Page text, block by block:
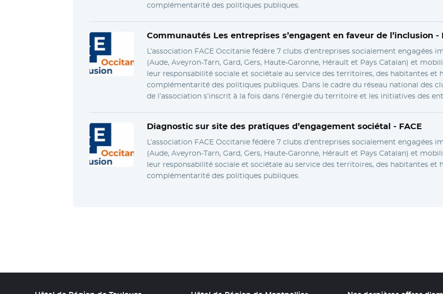
complémentarité des politiques publiques.
Communautés Les entreprises s’engagent en faveur de l’inclusion -
L’association FACE Occitanie fédère 7 clubs d’entreprises socialement engagées
(Aude, Aveyron-Tarn, Gard, Gers, Haute-Garonne, Hérault et Pays Catalan) et
leur responsabilité sociale et sociétale au service des territoires, des habitantes et
complémentarité des politiques publiques. Dans le cadre du réseau national des
de l’association s’inscrit à la fois dans l’énergie du territoire et les initiatives des
Diagnostic sur site des pratiques d’engagement sociétal - FACE
L’association FACE Occitanie fédère 7 clubs d’entreprises socialement engagées
(Aude, Aveyron-Tarn, Gard, Gers, Haute-Garonne, Hérault et Pays Catalan) et
leur responsabilité sociale et sociétale au service des territoires, des habitantes et
complémentarité des politiques publiques.